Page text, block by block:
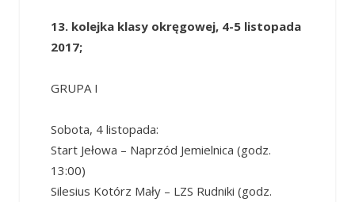
13. kolejka klasy okręgowej, 4-5 listopada
2017;
GRUPA I
Sobota, 4 listopada:
Start Jełowa – Naprzód Jemielnica (godz.
13:00)
Silesius Kotórz Mały – LZS Rudniki (godz.